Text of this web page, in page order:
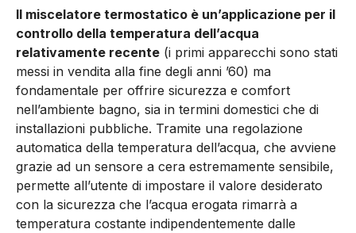
Il miscelatore termostatico è un’applicazione per il
controllo della temperatura dell’acqua
relativamente recente (i primi apparecchi sono stati
messi in vendita alla fine degli anni ’60) ma
fondamentale per offrire sicurezza e comfort
nell’ambiente bagno, sia in termini domestici che di
installazioni pubbliche. Tramite una regolazione
automatica della temperatura dell’acqua, che avviene
grazie ad un sensore a cera estremamente sensibile,
permette all’utente di impostare il valore desiderato
con la sicurezza che l’acqua erogata rimarrà a
temperatura costante indipendentemente dalle